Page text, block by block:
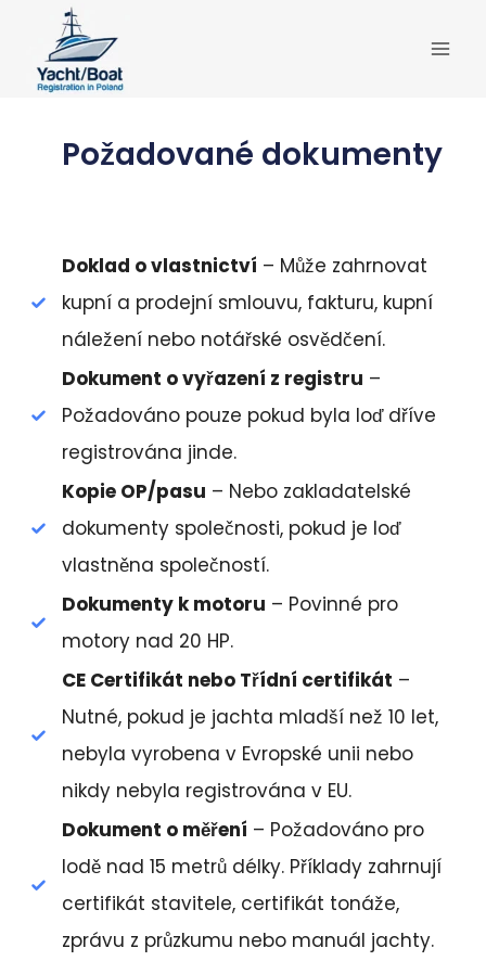
Přeskočit
obsah
Požadované dokumenty
Doklad o vlastnictví – Může zahrnovat
kupní a prodejní smlouvu, fakturu, kupní
náležení nebo notářské osvědčení.
Dokument o vyřazení z registru –
Požadováno pouze pokud byla loď dříve
registrována jinde.
Kopie OP/pasu – Nebo zakladatelské
dokumenty společnosti, pokud je loď
vlastněna společností.
Dokumenty k motoru – Povinné pro
motory nad 20 HP.
CE Certifikát nebo Třídní certifikát –
Nutné, pokud je jachta mladší než 10 let,
nebyla vyrobena v Evropské unii nebo
nikdy nebyla registrována v EU.
Dokument o měření – Požadováno pro
lodě nad 15 metrů délky. Příklady zahrnují
certifikát stavitele, certifikát tonáže,
zprávu z průzkumu nebo manuál jachty.